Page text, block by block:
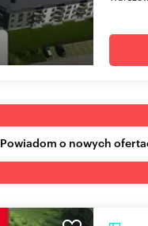
Powiadom o nowych